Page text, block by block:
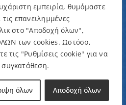
εμπειρία, θυμόμαστε
τις επανειλημμένες
στο "Αποδοχή όλων",
των cookies. Ωστόσο,
τις "Ρυθμίσεις cookie" για να
όλων Αποδοχή όλων
Σύνδεσμος για
συναφείς παθήσεις «Ένα
& Developed byNETinfo
Plc
|Πολιτική Απορρήτου